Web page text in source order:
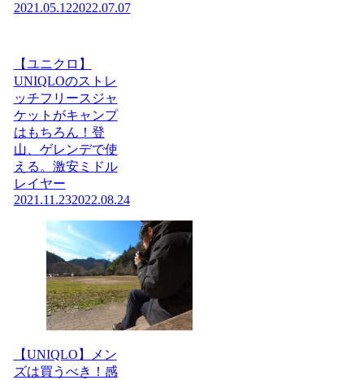
2021.05.122022.07.07
【ユニクロ】
UNIQLOのストレ
ッチフリースジャ
ケットがキャンプ
はもちろん！登
山、ゲレンデで使
える。激安ミドル
レイヤー
2021.11.232022.08.24
【UNIQLO】メン
ズは買うべき！感